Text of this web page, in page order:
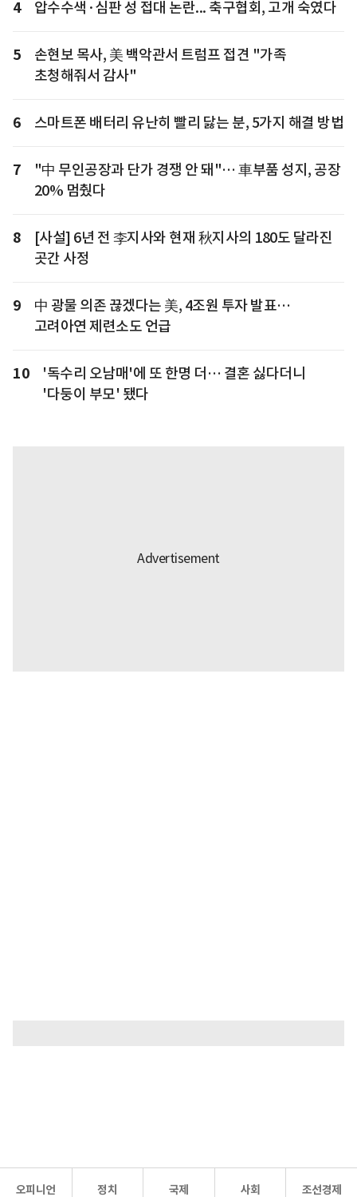
4 압수수색·심판 성 접대 논란... 축구협회, 고개 숙였다
5
손현보 목사, 美 백악관서 트럼프 접견 "가족
초청해줘서 감사"
6 스마트폰 배터리 유난히 빨리 닳는 분, 5가지 해결 방법
7
"中 무인공장과 단가 경쟁 안 돼"… 車부품 성지, 공장
20% 멈췄다
8
[사설] 6년 전 李지사와 현재 秋지사의 180도 달라진
곳간 사정
9
中 광물 의존 끊겠다는 美, 4조원 투자 발표…
고려아연 제련소도 언급
10
'독수리 오남매'에 또 한명 더… 결혼 싫다더니
'다둥이 부모' 됐다
오피니언 정치 국제 사회 조선경제